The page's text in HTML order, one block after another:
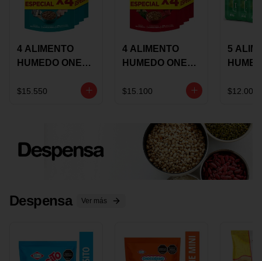
4 ALIMENTO
HUMEDO ONE
85 GRS
$15.550
4 ALIMENTO
HUMEDO ONE
85 GRS
$15.100
5
$12.000
Despensa Ver más